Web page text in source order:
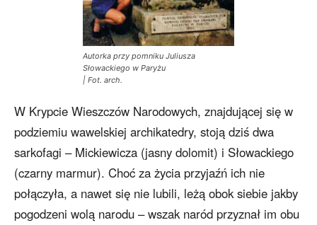
Autorka przy pomniku Juliusza
Słowackiego w Paryżu
| Fot. arch.
W Krypcie Wieszczów Narodowych, znajdującej się w
podziemiu wawelskiej archikatedry, stoją dziś dwa
sarkofagi – Mickiewicza (jasny dolomit) i Słowackiego
(czarny marmur). Choć za życia przyjaźń ich nie
połączyła, a nawet się nie lubili, leżą obok siebie jakby
pogodzeni wolą narodu – wszak naród przyznał im obu